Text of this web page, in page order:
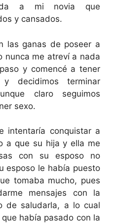
a mi novia que
y cansados.
las ganas de poseer a
nunca me atreví a nada
y comencé a tener
decidimos terminar
claro seguimos
sexo.
intentaría conquistar a
a que su hija y ella me
con su esposo no
esposo le había puesto
tomaba mucho, pues
mensajes con la
de saludarla, a lo cual
había pasado con la